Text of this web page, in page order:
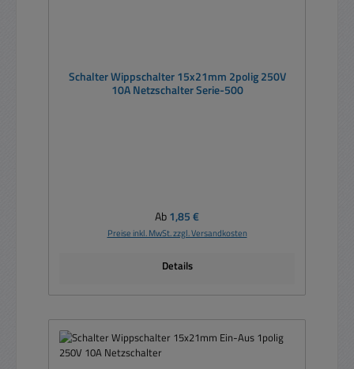
Schalter Wippschalter 15x21mm 2polig 250V
10A Netzschalter Serie-500
Regulärer Preis:
Ab1,85 €
Preise inkl. MwSt. zzgl. Versandkosten
Details